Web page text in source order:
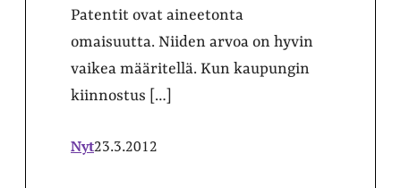
Patentit ovat aineetonta
omaisuutta. Niiden arvoa on hyvin
vaikea määritellä. Kun kaupungin
kiinnostus […]
Nyt23.3.2012